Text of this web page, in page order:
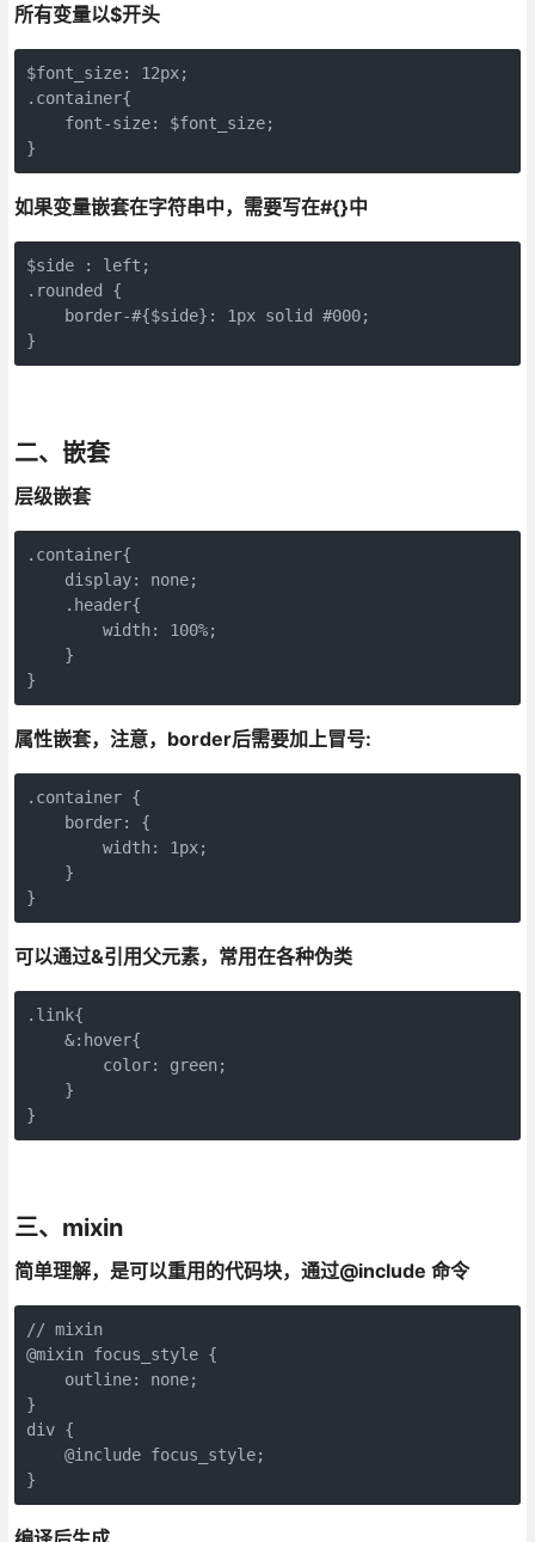
所有变量以$开头
$font_size: 12px;
.container{
    font-size: $font_size;
如果变量嵌套在字符串中，需要写在#{}中
$side : left;
.rounded {
    border-#{$side}: 1px solid #000;
}
二、嵌套
层级嵌套
.container{
    display: none;
    .header{
        width: 100%;
    }
属性嵌套，注意，border后需要加上冒号:
.container {
    border: {
        width: 1px;
    }
可以通过&引用父元素，常用在各种伪类
.link{
    &:hover{
        color: green;
    }
}
三、mixin
简单理解，是可以重用的代码块，通过@include 命令
// mixin
@mixin focus_style {
    outline: none;
}
div {
    @include focus_style;